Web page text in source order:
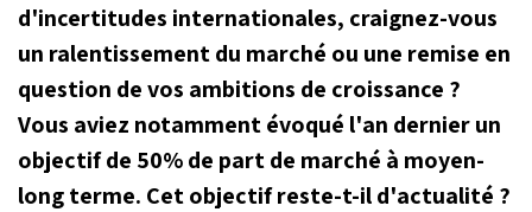
d'incertitudes internationales, craignez-vous
un ralentissement du marché ou une remise en
question de vos ambitions de croissance ?
Vous aviez notamment évoqué l'an dernier un
objectif de 50% de part de marché à moyen-
long terme. Cet objectif reste-t-il d'actualité ?